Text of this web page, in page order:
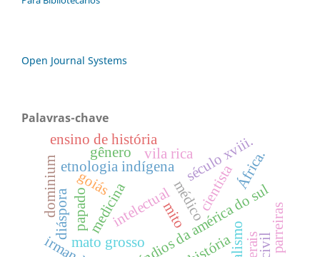
Open Journal Systems
Palavras-chave
médico
medicinaintelectual cientista
goiás
etnologia indígena
índios da américa do sul
mito
história
mato grosso
vila ricaséculo xviii.
ensino de história
gênero
diáspora
África.
papado
dominium